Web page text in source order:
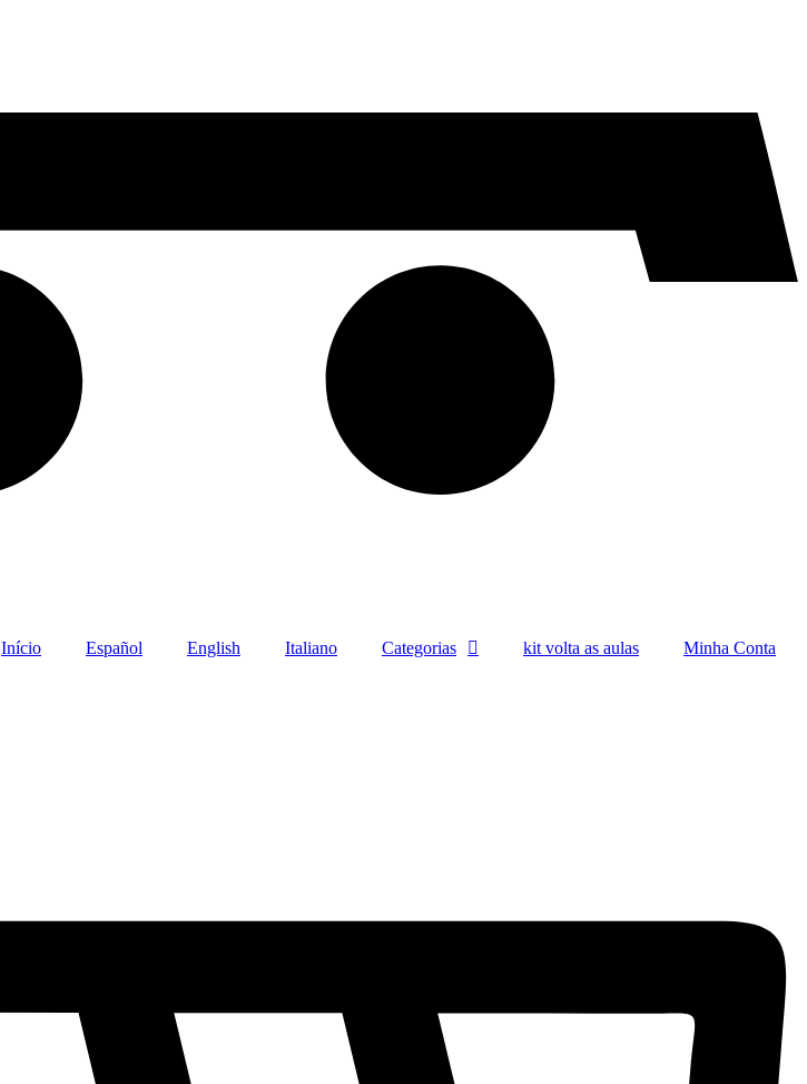
Início Español English Italiano Categorias kit volta as aulas Minha Conta